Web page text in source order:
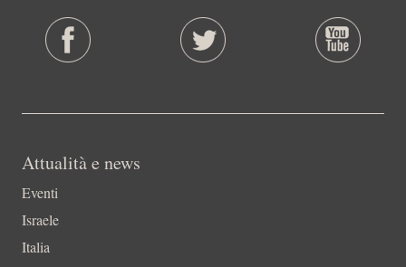
Attualità e news
Eventi
Israele
Italia